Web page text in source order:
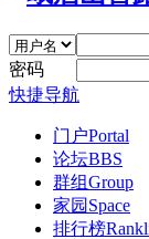
密码
快捷导航
门户Portal
论坛BBS
群组Group
家园 Space
排行榜